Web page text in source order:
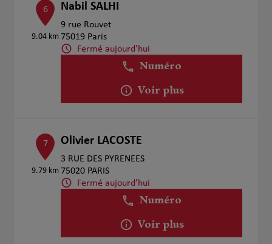
6
9.04 km
Nabil SALHI
9 rue Rouvet
75019 Paris
Fermé aujourd'hui
Numéro
Voir plus
7
9.79 km
Olivier LACOSTE
3 RUE DES PYRENEES
75020 PARIS
Fermé aujourd'hui
Numéro
Voir plus